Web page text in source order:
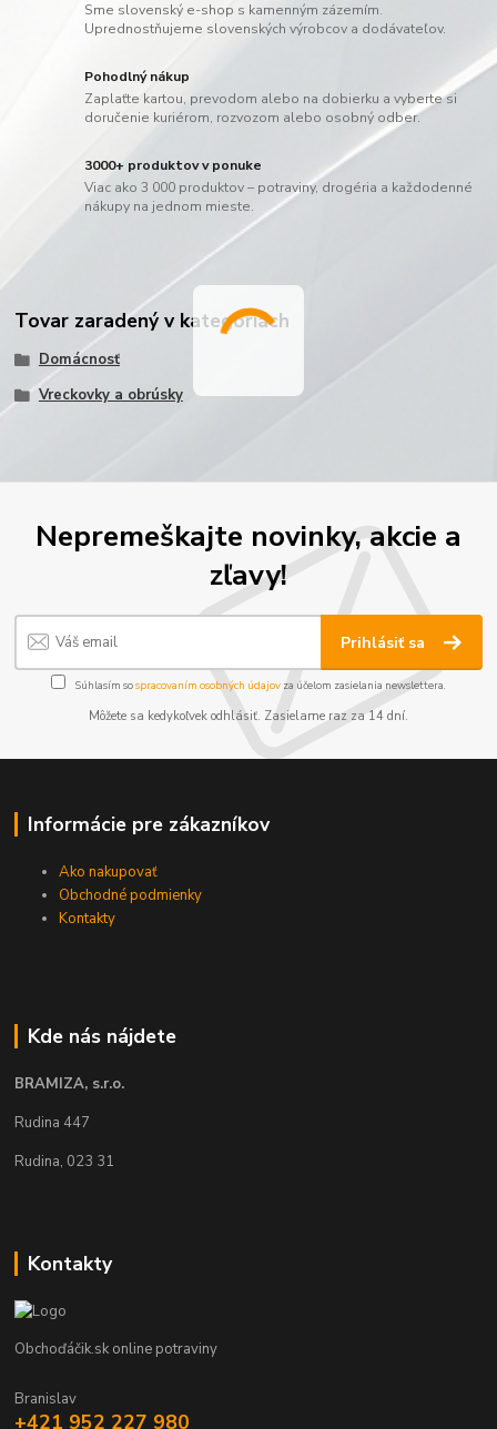
Sme slovenský e-shop s kamenným zázemím.
Uprednostňujeme slovenských výrobcov a dodávateľov.
Pohodlný nákup
Zaplaťte kartou, prevodom alebo na dobierku a vyberte si
doručenie kuriérom, rozvozom alebo osobný odber.
3000+ produktov v ponuke
Viac ako 3 000 produktov – potraviny, drogéria a každodenné
nákupy na jednom mieste.
Tovar zaradený v kategóriách
Domácnosť
Vreckovky a obrúsky
Nepremeškajte novinky, akcie a
zľavy!
Prihlásiť sa
Súhlasím sospracovaním osobných údajov za účelom zasielania newslettera.
Môžete sa kedykoľvek odhlásiť. Zasielame raz za 14 dní.
Informácie pre zákazníkov
Ako nakupovať
Obchodné podmienky
Kontakty
Kde nás nájdete
BRAMIZA, s.r.o.
Rudina 447
Rudina, 023 31
Kontakty
Obchoďáčik.sk online potraviny
Branislav
+421 952 227 980